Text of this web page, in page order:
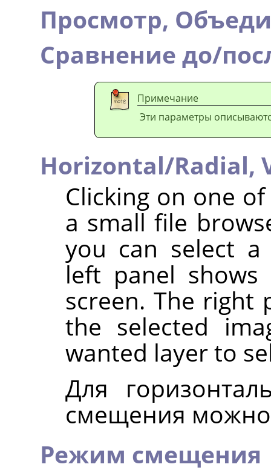
Просмотр,
Сравнение до/
Примечание
Эти параметры
Horizontal/Radial,
Clicking on one
a small file
you can select
left panel
screen. The right
the selected
wanted layer to
Для
смещения
Режим смещения